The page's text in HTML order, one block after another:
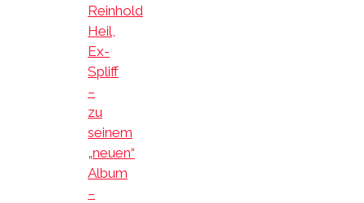
Reinhold
Heil,
Ex-
Spliff
–
zu
seinem
„neuen“
Album
–